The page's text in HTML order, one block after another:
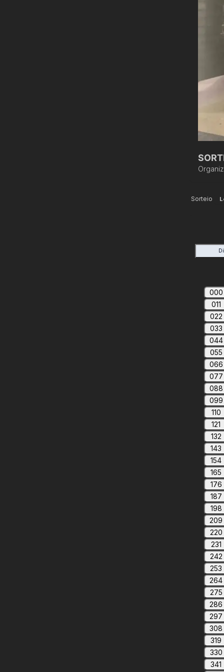
Sorteio
000
011
022
033
044
055
066
077
088
099
110
121
132
143
154
165
176
187
198
209
220
231
242
253
264
275
286
297
308
319
330
341